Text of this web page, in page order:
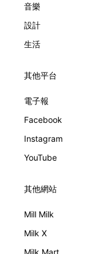
音樂
設計
生活
其他平台
電子報
Facebook
Instagram
YouTube
其他網站
Mill Milk
Milk X